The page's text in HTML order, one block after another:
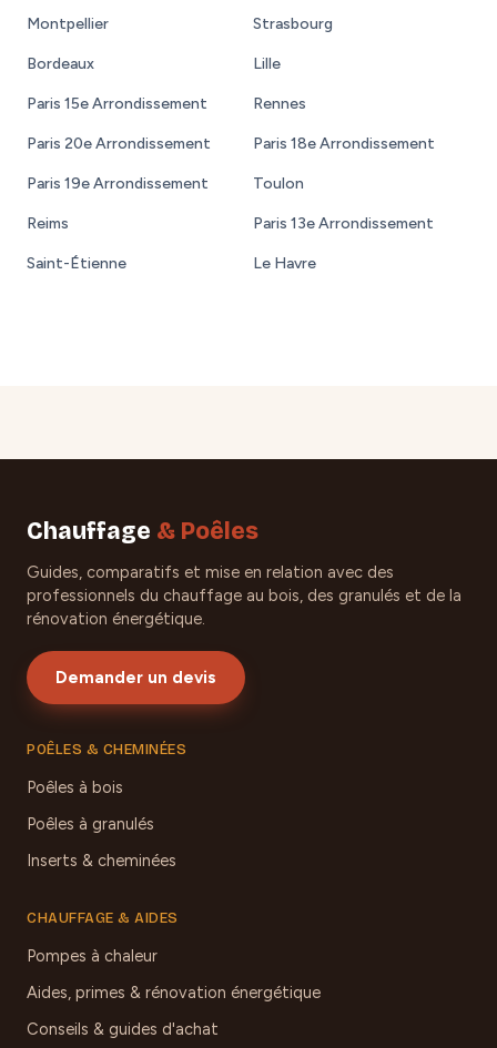
Montpellier Strasbourg
Bordeaux Lille
Paris 15e Arrondissement Rennes
Paris 20e Arrondissement Paris 18e Arrondissement
Paris 19e Arrondissement Toulon
Reims Paris 13e Arrondissement
Saint-Étienne Le Havre
Chauffage & Poêles
Guides, comparatifs et mise en relation avec des
professionnels du chauffage au bois, des granulés et de la
rénovation énergétique.
Demander un devis
POÊLES & CHEMINÉES
Poêles à bois
Poêles à granulés
Inserts & cheminées
CHAUFFAGE & AIDES
Pompes à chaleur
Aides, primes & rénovation énergétique
Conseils & guides d'achat